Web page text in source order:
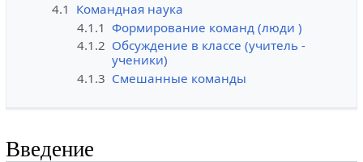
4.1 Командная наука
4.1.1 Формирование команд (люди )
4.1.2 Обсуждение в классе (учитель -
ученики)
4.1.3 Смешанные команды
Введение